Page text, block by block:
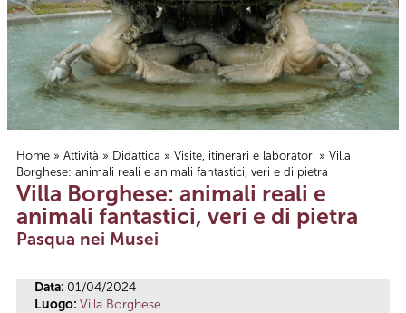
Tu sei qui
Home » Attività » Didattica » Visite, itinerari e laboratori » Villa
Borghese: animali reali e animali fantastici, veri e di pietra
Villa Borghese: animali reali e
animali fantastici, veri e di pietra
Pasqua nei Musei
Data: 01/04/2024
Luogo: Villa Borghese